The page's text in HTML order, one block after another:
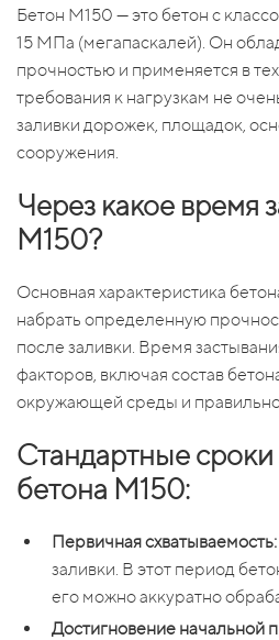
Бетон М150 — это бетон с
15 МПа (мегапаскалей). Он
прочностью и применяется в тех
требования к нагрузкам не
заливки дорожек, площадок,
сооружения.
Через какое время
М150?
Основная характеристика
набрать определенную
после заливки. Время
факторов, включая состав
окружающей среды и
Стандартные сроки
бетона М150:
Первичная схватываемость:
заливки. В этот период
его можно аккуратно
Достигновение начальной